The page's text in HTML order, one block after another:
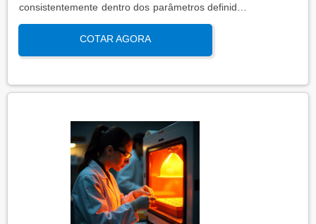
consistentemente dentro dos parâmetros definidos,
sob condições reais de uso. Esta qualificação
assegura que os processos atendem aos requisitos
regulatórios e de qualidade, garantindo segurança
COTAR AGORA